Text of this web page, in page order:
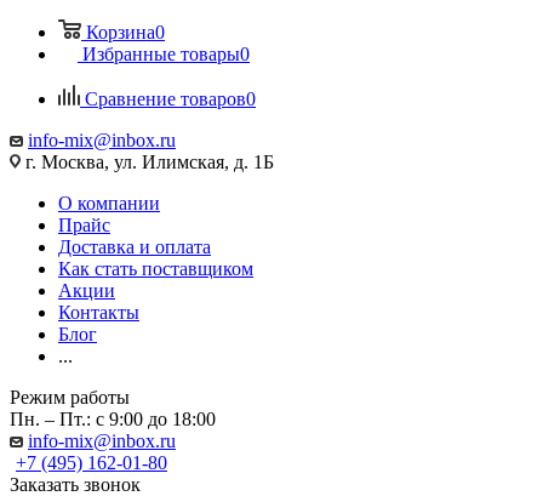
Корзина0
Избранные товары0
Сравнение товаров0
info-mix@inbox.ru
г. Москва, ул. Илимская, д. 1Б
О компании
Прайс
Доставка и оплата
Как стать поставщиком
Акции
Контакты
Блог
...
Режим работы
Пн. – Пт.: с 9:00 до 18:00
info-mix@inbox.ru
+7 (495) 162-01-80
Заказать звонок